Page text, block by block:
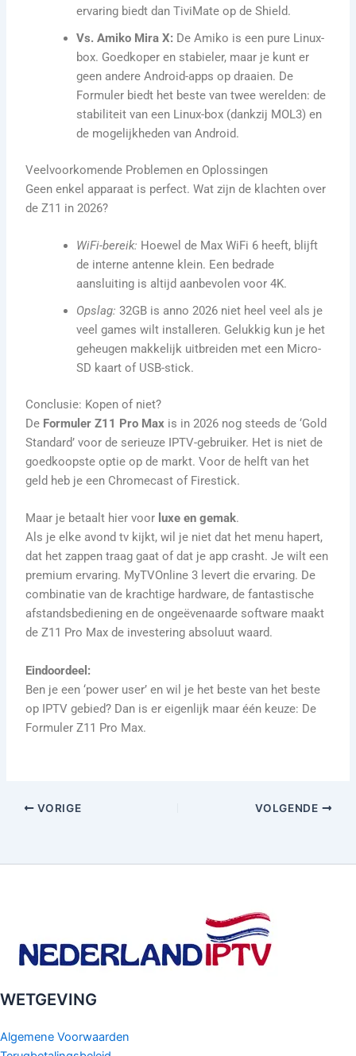
ervaring biedt dan TiviMate op de Shield.
Vs. Amiko Mira X: De Amiko is een pure Linux-
box. Goedkoper en stabieler, maar je kunt er
geen andere Android-apps op draaien. De
Formuler biedt het beste van twee werelden: de
stabiliteit van een Linux-box (dankzij MOL3) en
de mogelijkheden van Android.
Veelvoorkomende Problemen en Oplossingen
Geen enkel apparaat is perfect. Wat zijn de klachten over
de Z11 in 2026?
WiFi-bereik: Hoewel de Max WiFi 6 heeft, blijft
de interne antenne klein. Een bedrade
aansluiting is altijd aanbevolen voor 4K.
Opslag: 32GB is anno 2026 niet heel veel als je
veel games wilt installeren. Gelukkig kun je het
geheugen makkelijk uitbreiden met een Micro-
SD kaart of USB-stick.
Conclusie: Kopen of niet?
De Formuler Z11 Pro Max is in 2026 nog steeds de ‘Gold
Standard’ voor de serieuze IPTV-gebruiker. Het is niet de
goedkoopste optie op de markt. Voor de helft van het
geld heb je een Chromecast of Firestick.
Maar je betaalt hier voor luxe en gemak.
Als je elke avond tv kijkt, wil je niet dat het menu hapert,
dat het zappen traag gaat of dat je app crasht. Je wilt een
premium ervaring. MyTVOnline 3 levert die ervaring. De
combinatie van de krachtige hardware, de fantastische
afstandsbediening en de ongeëvenaarde software maakt
de Z11 Pro Max de investering absoluut waard.
Eindoordeel:
Ben je een ‘power user’ en wil je het beste van het beste
op IPTV gebied? Dan is er eigenlijk maar één keuze: De
Formuler Z11 Pro Max.
VORIGE VOLGENDE
WETGEVING
Algemene Voorwaarden